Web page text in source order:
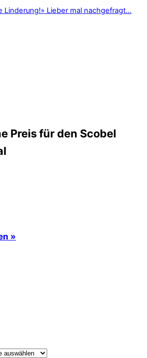
Linderung!» Lieber mal nachgefragt…
Preis für den Scobel
»